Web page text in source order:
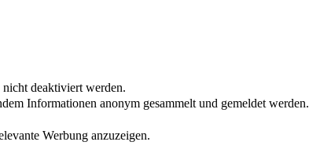
deaktiviert werden.
Informationen anonym gesammelt und gemeldet werden.
Werbung anzuzeigen.